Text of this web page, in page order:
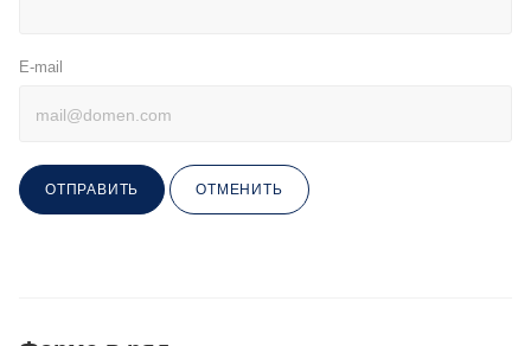
E-mail
ОТПРАВИТЬ ОТМЕНИТЬ